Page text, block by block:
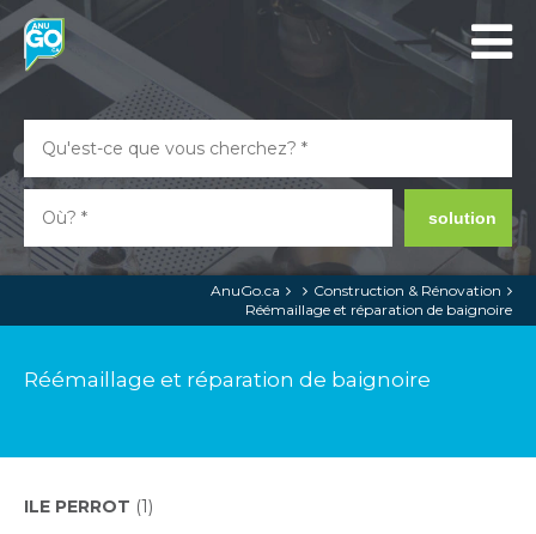
solution
AnuGo.ca
Construction & Rénovation
Réémaillage et réparation de baignoire
Réémaillage et réparation de baignoire
ILE PERROT (1)